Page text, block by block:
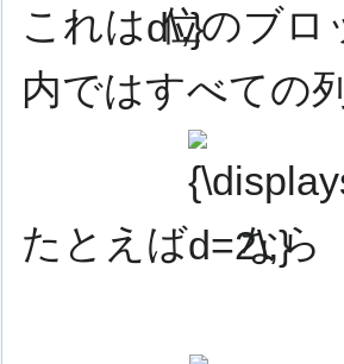
これは 位のブロ
内ではすべての
たとえば
{\displaystyle
d=2\,}
なら